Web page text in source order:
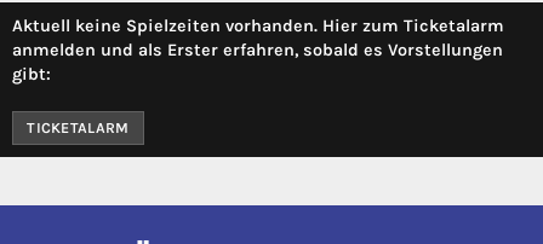
Aktuell keine Spielzeiten vorhanden. Hier zum Ticketalarm
anmelden und als Erster erfahren, sobald es Vorstellungen
gibt:
TICKETALARM